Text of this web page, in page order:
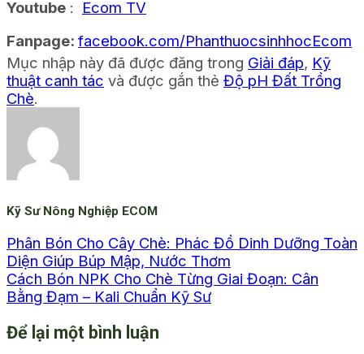
Youtube : Ecom TV
Fanpage: facebook.com/PhanthuocsinhhocEcom
Mục nhập này đã được đăng trong Giải đáp, Kỹ
thuật canh tác và được gắn thẻ Độ pH Đất Trồng
Chè.
Kỹ Sư Nông Nghiệp ECOM
Phân Bón Cho Cây Chè: Phác Đồ Dinh Dưỡng Toàn
Diện Giúp Búp Mập, Nước Thơm
Cách Bón NPK Cho Chè Từng Giai Đoạn: Cân
Bằng Đạm – Kali Chuẩn Kỹ Sư
Để lại một bình luận